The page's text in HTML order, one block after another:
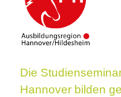
Die
Hannover bilden